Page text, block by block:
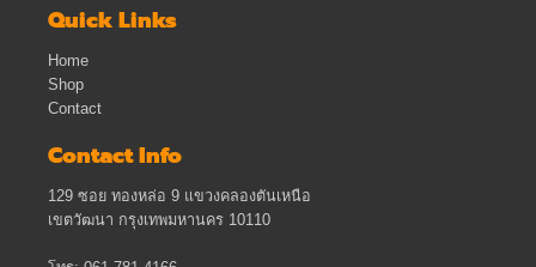
Quick Links
Home
Shop
Contact
Contact Info
129 ซอย ทองหล่อ 9 แขวงคลองตันเหนือ
เขตวัฒนา กรุงเทพมหานคร 10110